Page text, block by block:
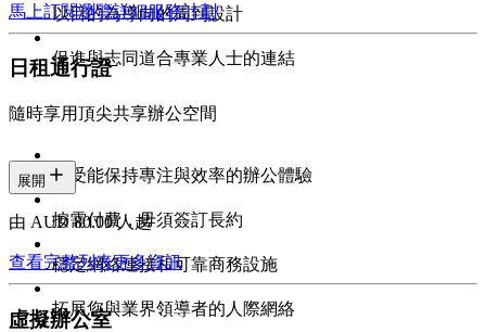
以目的為導向的周到設計
促進與志同道合專業人士的連結
馬上訂閱瀏覽詳細服務計劃
日租通行證
隨時享用頂尖共享辦公空間
享受能保持專注與效率的辦公體驗
按需付費，毋須簽訂長約
穩定網絡連接和可靠商務設施
拓展您與業界領導者的人際網絡
展開
由 AUD 80.00/人起
查看完整列表更多資訊
虛擬辦公室